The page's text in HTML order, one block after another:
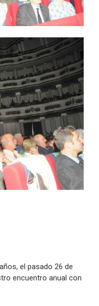
el pasado 26 de
encuentro anual con